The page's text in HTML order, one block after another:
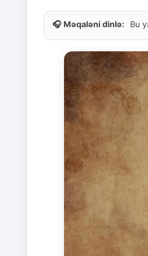
🎧 Məqaləni dinlə: Bu